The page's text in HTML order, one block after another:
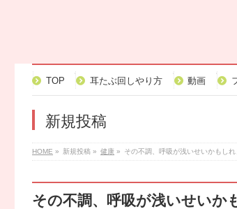
TOP 耳たぶ回しやり方 動画
新規投稿
HOME » 新規投稿 » 健康 » その不調、呼吸が浅いせいかもしれ
その不調、呼吸が浅いせいか